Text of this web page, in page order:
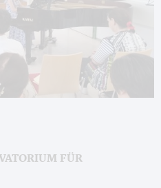
FÜR